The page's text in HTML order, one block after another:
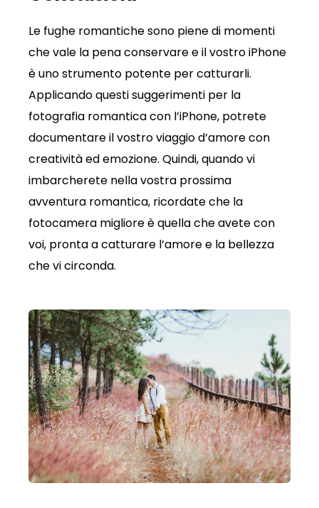
Le fughe romantiche sono piene di momenti
che vale la pena conservare e il vostro iPhone
è uno strumento potente per catturarli.
Applicando questi suggerimenti per la
fotografia romantica con l’iPhone, potrete
documentare il vostro viaggio d’amore con
creatività ed emozione. Quindi, quando vi
imbarcherete nella vostra prossima
avventura romantica, ricordate che la
fotocamera migliore è quella che avete con
voi, pronta a catturare l’amore e la bellezza
che vi circonda.